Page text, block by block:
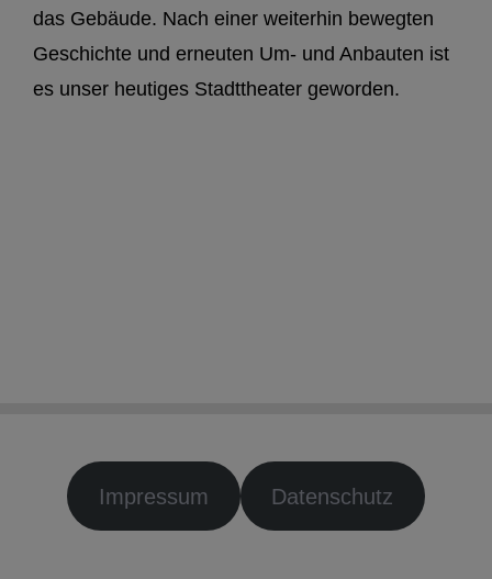
das Gebäude. Nach einer weiterhin bewegten
Geschichte und erneuten Um- und Anbauten ist
es unser heutiges Stadttheater geworden.
Impressum Datenschutz